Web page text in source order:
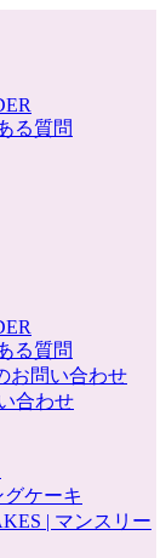
る質問
る質問
お問い合わせ
合わせ
ケーキ
| マンスリー